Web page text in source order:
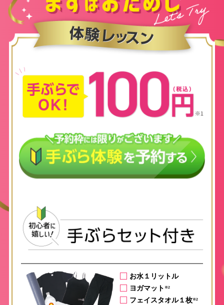
お水１リットル
ヨガマット ※2
フェイスタオル１枚※2